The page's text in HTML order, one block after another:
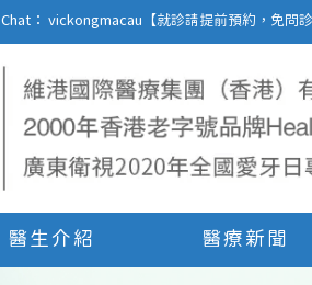
： vickongmacau【就診請提前預約，免問
醫生介紹 醫療新聞